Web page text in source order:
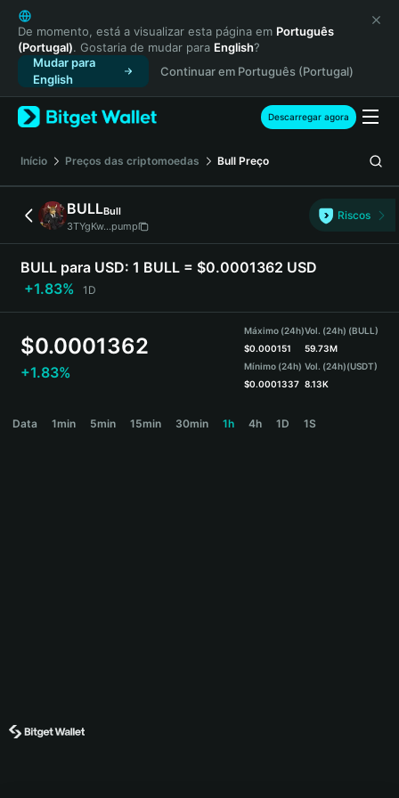
English
日本語
Tiếng Việt
Русский
Español (Latinoamérica)
Türkçe
Français
Deutsch
简体中文
繁體中文
Português (Portugal)
Bahasa Indonesia
ภาษาไทย
हिन्दी
Español
Português (Brasil)
De momento, está a visualizar esta página em Português
(Portugal). Gostaria de mudar para English?
Mudar para
English
Continuar em Português (Portugal)
Descarregar agora
Início Preços das criptomoedas Bull Preço
BULLBull
3TYgKw...pump
Riscos
BULL para USD: 1 BULL = $0.0001362 USD
+1.83%
1D
$0.0001362
+1.83%
Máximo (24h)
$0.000151
Mínimo (24h)
$0.0001337
Vol. (24h) (BULL)
59.73M
Vol. (24h)(USDT)
8.13K
Data 1min 5min 15min 30min 1h 4h 1D 1S